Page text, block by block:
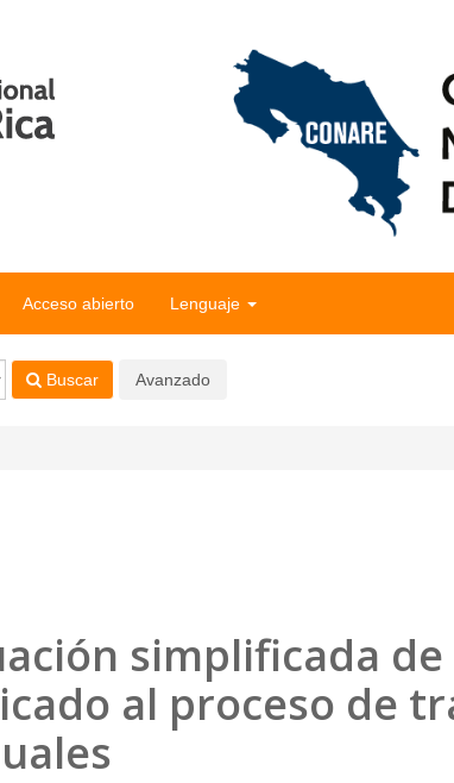
Acceso abierto Lenguaje
Buscar Avanzado
simplificada
al proceso de